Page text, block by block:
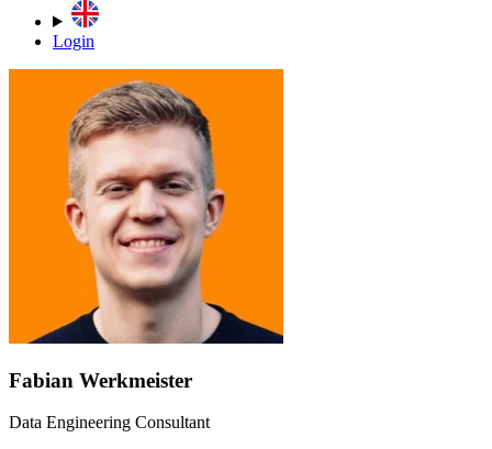
Login
Fabian Werkmeister
Data Engineering Consultant